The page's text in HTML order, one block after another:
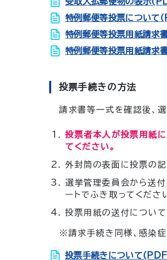
特例郵便等投票について
特例郵便等投票用紙請求
特例郵便等投票用紙請求
投票手続きの方法
請求書等一式を確認後、
投票者本人が投票用紙
てください。
外封筒の表面に投票の記
選挙管理委員会から送
ートでふき取ってくださ
投票用紙の送付について
※請求手続き同様、感染症
投票手続きについて